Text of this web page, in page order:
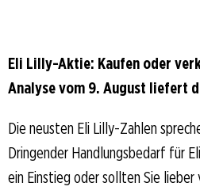
Eli Lilly-Aktie: Kaufen oder
Analyse vom 9. August liefert
Die neusten Eli Lilly-Zahlen
Dringender Handlungsbedarf für
ein Einstieg oder sollten Sie